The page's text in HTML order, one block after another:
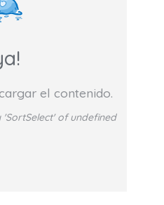
el contenido.
of undefined